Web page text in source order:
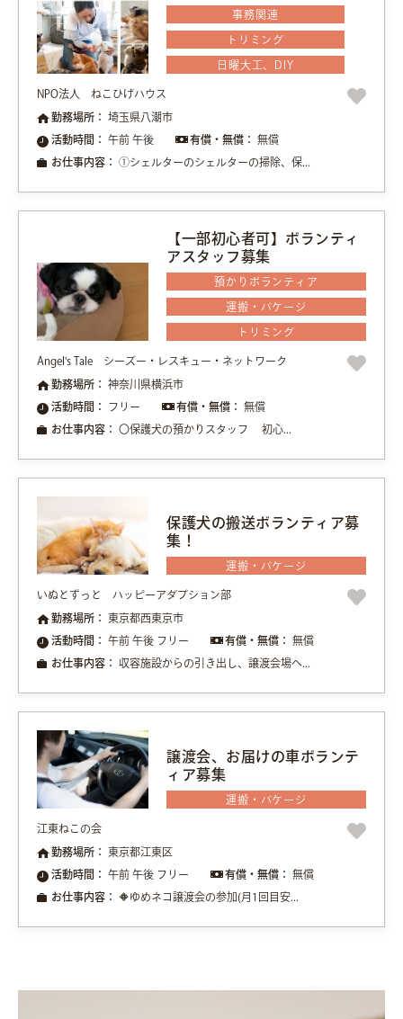
事務関連
トリミング
日曜大工、DIY
NPO法人 ねこひげハウス
勤務場所： 埼玉県八潮市
活動時間： 午前 午後 有償・無償： 無償
お仕事内容： ①シェルターのシェルターの掃除、保...
【一部初心者可】ボランティ
アスタッフ募集
預かりボランティア
運搬・バケージ
トリミング
Angel's Tale シーズー・レスキュー・ネットワーク
勤務場所： 神奈川県横浜市
活動時間： フリー 有償・無償： 無償
お仕事内容： 〇保護犬の預かりスタッフ 初心...
保護犬の搬送ボランティア募
集！
運搬・バケージ
いぬとずっと ハッピーアダプション部
勤務場所： 東京都西東京市
活動時間： 午前 午後 フリー 有償・無償： 無償
お仕事内容： 収容施設からの引き出し、譲渡会場へ...
譲渡会、お届けの車ボランテ
ィア募集
運搬・バケージ
江東ねこの会
勤務場所： 東京都江東区
活動時間： 午前 午後 フリー 有償・無償： 無償
お仕事内容： 🔶ゆめネコ譲渡会の参加(月1回目安...